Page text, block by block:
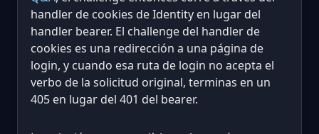
handler de cookies de Identity en lugar del
handler bearer. El challenge del handler de
cookies es una redirección a una página de
login, y cuando esa ruta de login no acepta el
verbo de la solicitud original, terminas en un
405 en lugar del 401 del bearer.